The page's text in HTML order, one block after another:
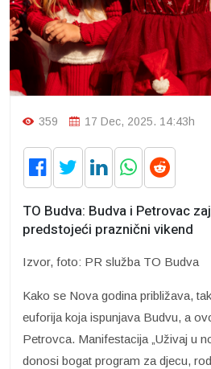
359 17 Dec, 2025. 14:43h
TO Budva: Budva i Petrovac
predstojeći praznični vikend
Izvor, foto: PR služba TO Budva
Kako se Nova godina približava,
euforija koja ispunjava Budvu, a
Petrovca. Manifestacija „Uživaj u
donosi bogat program za djecu,